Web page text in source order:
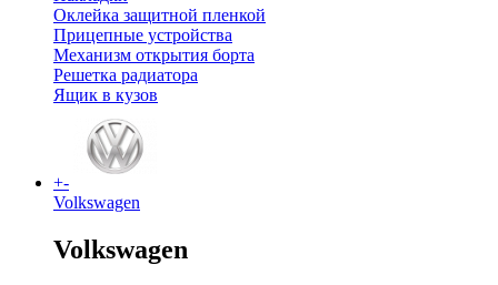
Оклейка защитной пленкой
Прицепные устройства
Механизм открытия борта
Решетка радиатора
Ящик в кузов
+-
Volkswagen
Volkswagen